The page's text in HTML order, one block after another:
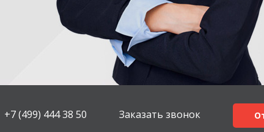
+7 (499) 444 38 50 Заказать звонок